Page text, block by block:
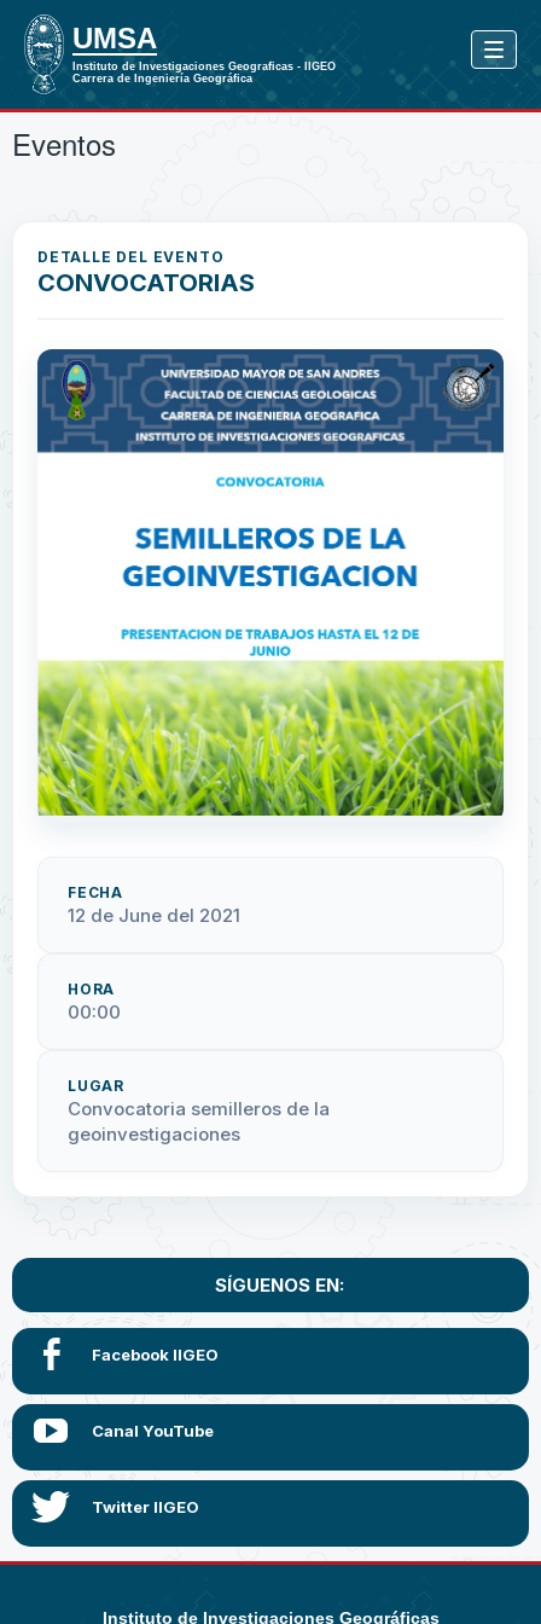
Eventos
DETALLE DEL EVENTO
CONVOCATORIAS
FECHA
12 de June del 2021
HORA
00:00
LUGAR
Convocatoria semilleros de la
geoinvestigaciones
SÍGUENOS EN:
Instituto de Investigaciones Geográficas